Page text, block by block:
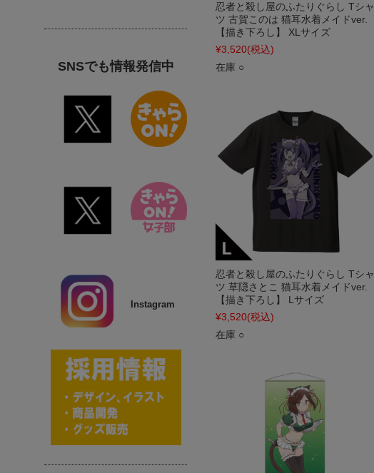
忍者と殺し屋のふたりぐらし Tシャ
ツ 古賀このは 猫耳水着メイドver.
【描き下ろし】 XLサイズ
¥3,520(税込)
在庫 ○
忍者と殺し屋のふたりぐらし Tシャ
ツ 草隠さとこ 猫耳水着メイドver.
【描き下ろし】 Lサイズ
¥3,520(税込)
在庫 ○
SNSでも情報発信中
Instagram